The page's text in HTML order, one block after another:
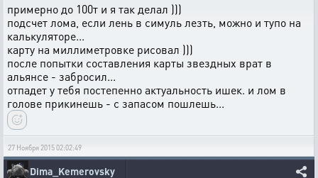
примерно до 100т и я так делал )))
подсчет лома, если лень в симуль лезть, можно и тупо на
калькуляторе...
карту на миллиметровке рисовал )))
после попытки составления карты звездных врат в
альянсе - забросил...
отпадет у тебя постепенно актуальность ишек. и лом в
голове прикинешь - с запасом пошлешь...
27 Ноября 2015 02:02:49
Dima_Kemerovsky